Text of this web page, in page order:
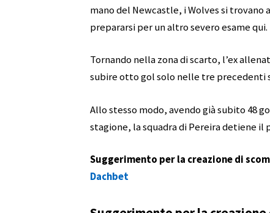
mano del Newcastle, i Wolves si
prepararsi per un altro severo esame qui.
Tornando nella zona di scarto, l’ex
subire otto gol solo nelle tre precedenti
Allo stesso modo, avendo già subito 48
stagione, la squadra di Pereira detiene
Suggerimento per la creazione di
Dachbet